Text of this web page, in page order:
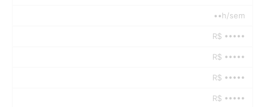
••h/sem
R$ •••••
R$ •••••
R$ •••••
R$ •••••